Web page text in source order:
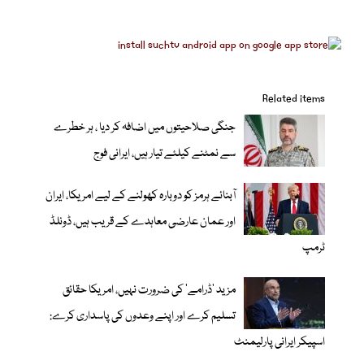
Related items
جنگی صلاحیتوں میں اضافہ کر دیا ، ہر خطرے
سے نمٹنے کیلئے تیار ہیں، ایرانی فوج
آبنائے ہرمز کو دوبارہ کھولنے کے لیے امریکا، ایران
اور عمان عارضی معاہدے کے قریب ہیں، ڈونلڈ
ٹرمپ
مزید 'ڈرامے' کی ضرورت نہیں، امریکا حقائق
تسلیم کرے اور اپنے وعدوں کی پاسداری کرے:
اسپیکر ایرانی پارلیمنٹ